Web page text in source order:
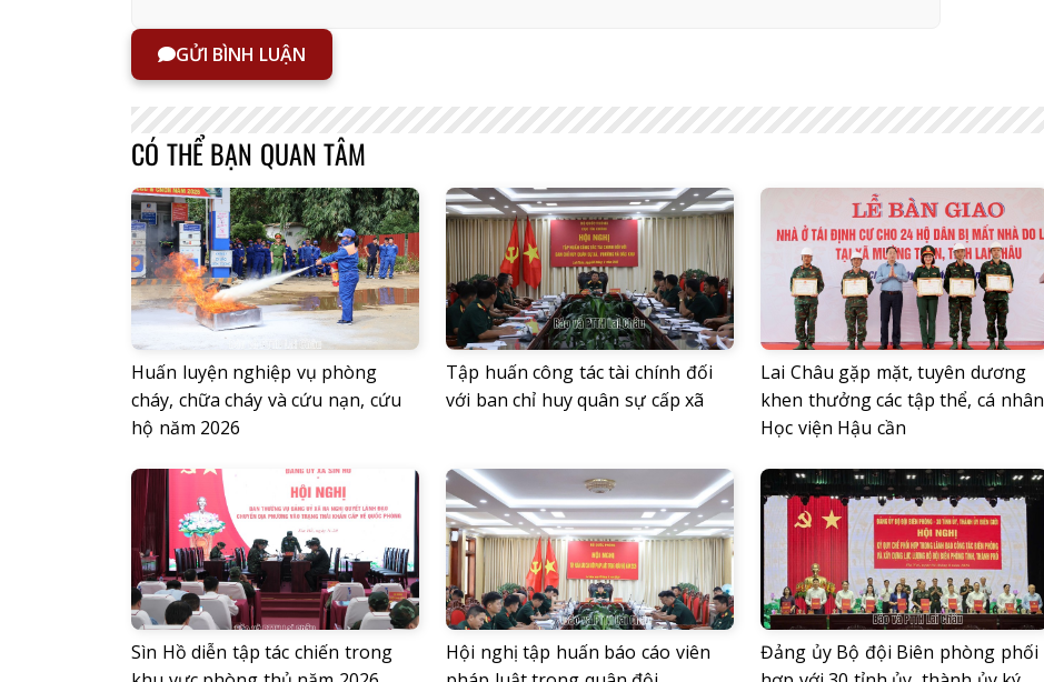
GỬI BÌNH LUẬN
CÓ THỂ BẠN QUAN TÂM
Huấn luyện nghiệp vụ phòng
cháy, chữa cháy và cứu nạn, cứu
hộ năm 2026
Tập huấn công tác tài chính đối
với ban chỉ huy quân sự cấp xã
Lai Châu gặp mặt, tuyên dương
khen thưởng các tập thể, cá nhân
Học viện Hậu cần
Sìn Hồ diễn tập tác chiến trong
Hội nghị tập huấn báo cáo viên
Đảng ủy Bộ đội Biên phòng phối